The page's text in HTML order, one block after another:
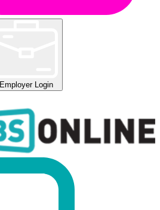
Employer Login